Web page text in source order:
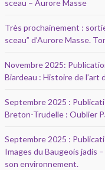
sceau – Aurore Masse
Très prochainement :
sceau” d’Aurore Masse.
Novembre 2025:
Biardeau : Histoire de l’art
Septembre 2025 :
Breton-Trudelle : Oublier
Septembre 2025 :
Images du Baugeois jadis
son environnement.